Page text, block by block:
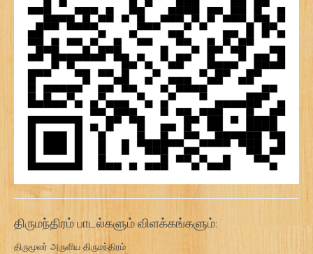
திருமந்திரம் பாடல்களும் விளக்கங்களும்:
திருமூலர் அருளிய திருமந்திரம்